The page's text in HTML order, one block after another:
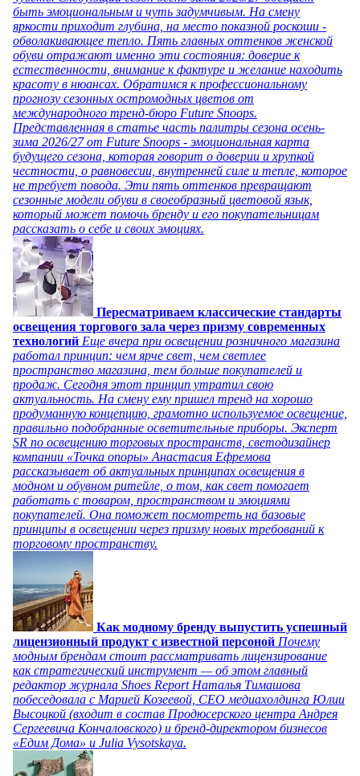
быть эмоциональным и чуть задумчивым. На смену
яркости приходит глубина, на место показной роскоши -
обволакивающее тепло. Пять главных оттенков женской
обуви отражают именно эти состояния: доверие к
естественности, внимание к фактуре и желание находить
красоту в нюансах. Обратимся к профессиональному
прогнозу сезонных остромодных цветов от
международного тренд-бюро Future Snoops.
Представленная в статье часть палитры сезона осень-
зима 2026/27 от Future Snoops - эмоциональная карта
будущего сезона, которая говорит о доверии и хрупкой
честности, о равновесии, внутренней силе и тепле, которое
не требует повода. Эти пять оттенков превращают
сезонные модели обуви в своеобразный цветовой язык,
который может помочь бренду и его покупательницам
рассказать о себе и своих эмоциях.
Пересматриваем классические стандарты
освещения торгового зала через призму современных
технологий Еще вчера при освещении розничного магазина
работал принцип: чем ярче свет, чем светлее
пространство магазина, тем больше покупателей и
продаж. Сегодня этот принцип утратил свою
актуальность. На смену ему пришел тренд на хорошо
продуманную концепцию, грамотно используемое освещение,
правильно подобранные осветительные приборы. Эксперт
SR по освещению торговых пространств, светодизайнер
компании «Точка опоры» Анастасия Ефремова
рассказывает об актуальных принципах освещения в
модном и обувном ритейле, о том, как свет помогает
работать с товаром, пространством и эмоциями
покупателей. Она поможет посмотреть на базовые
принципы в освещении через призму новых требований к
торговому пространству.
Как модному бренду выпустить успешный
лицензионный продукт с известной персоной Почему
модным брендам стоит рассматривать лицензирование
как стратегический инструмент — об этом главный
редактор журнала Shoes Report Наталья Тимашова
побеседовала с Марией Козеевой, СЕО медиахолдинга Юлии
Высоцкой (входит в состав Продюсерского центра Андрея
Сергеевича Кончаловского) и бренд-директором бизнесов
«Едим Дома» и Julia Vysotskaya.